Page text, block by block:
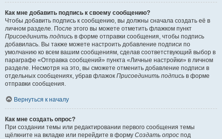
Как мне добавить подпись к своему сообщению?
Чтобы добавить подпись к сообщению, вы должны сначала создать её в
личном разделе. После этого вы можете отметить флажком пункт
Присоединить подпись в форме отправки сообщения, чтобы подпись
добавилась. Вы также можете настроить добавление подписи по
умолчанию ко всем вашим сообщениям, сделав соответствующий выбор в
параграфе «Отправка сообщений» пункта «Личные настройки» в личном
разделе. Несмотря на это, вы сможете отменить добавление подписи в
отдельных сообщениях, убрав флажок Присоединить подпись в форме
отправки сообщения.
Вернуться к началу
Как мне создать опрос?
При создании темы или редактировании первого сообщения темы
щёлкните на вкладке или перейдите в форму Создать опрос под